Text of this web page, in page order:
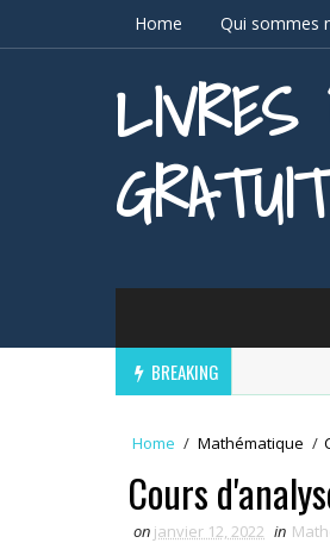
Home Qui sommes
LIVRES
BREAKING
Home / Mathématique /
Cours
on janvier 12, 2022 in